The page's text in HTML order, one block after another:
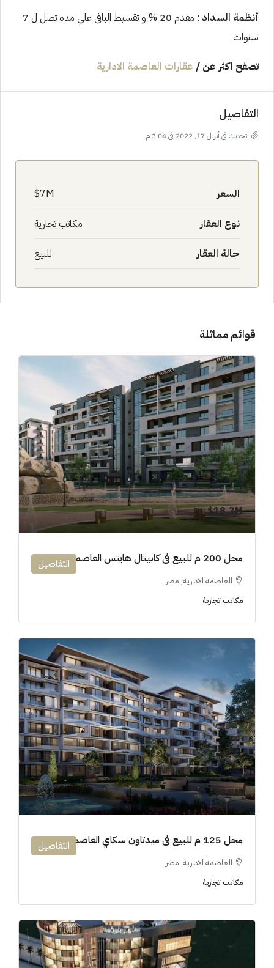
أنظمة السداد
: مقدم 20 % و تقسيط الباقى علي مدة تصل ل 7
سنوات
تصفح اكثر عن / عقارات العاصمة الادارية
التفاصيل
تحديث في أبريل 17, 2022 في 3:04 م
السعر 7M$
نوع العقار مكاتب تجارية
حالة العقار للبيع
قوائم مماثلة
18.3M$
محل 200 م للبيع فى كابيتال هايتس العاصمة الإدارية
العاصمة الادارية, مصر
مكاتب تجارية
التفاصيل
9.5M$
محل 125 م للبيع فى ميدتاون سكاي العاصمة الإدارية
العاصمة الادارية, مصر
مكاتب تجارية
التفاصيل